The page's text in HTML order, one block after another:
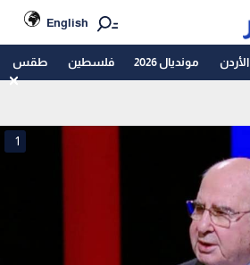
English
الأردن مونديال 2026 فلسطين طقس
1